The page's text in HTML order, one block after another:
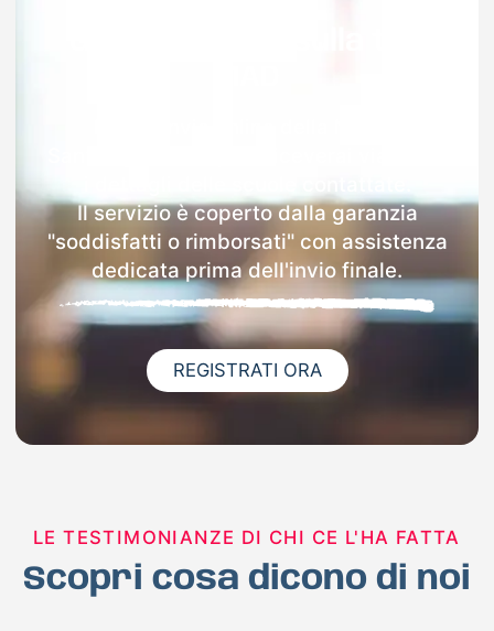
Il servizio è coperto dalla garanzia
"soddisfatti o rimborsati" con assistenza
dedicata prima dell'invio finale.
REGISTRATI ORA
LE TESTIMONIANZE DI CHI CE L'HA FATTA
Scopri cosa dicono di noi